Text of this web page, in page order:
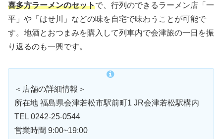
喜多方ラーメンのセットで、行列のできるラーメン店「一
平」や「はせ川」などの味を自宅で味わうことが可能で
す。地酒とおつまみを購入して列車内で会津旅の一日を振
り返るのも一興です。
＜店舗の詳細情報＞
所在地 福島県会津若松市駅前町1 JR会津若松駅構内
TEL 0242-25-0544
営業時間 9:00~19:00